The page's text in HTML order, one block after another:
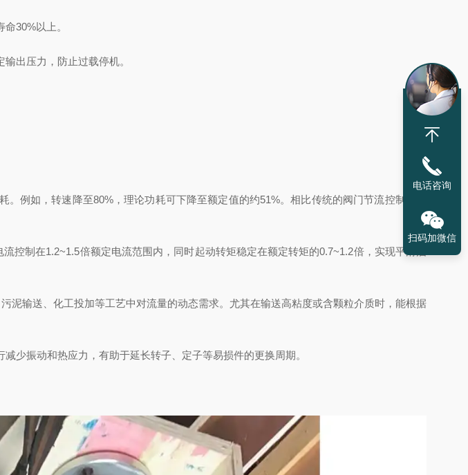
30%以上‌。
出压力，防止过载停机。
。例如，转速降至80%，理论功耗可下降至额定值的约51%。相比传统的阀门节流控制，变
控制在‌1.2~1.5倍额定电流‌范围内，同时起动转矩稳定在额定转矩的0.7~1.2倍，实现平滑启
泥输送、化工投加等工艺中对流量的动态需求。尤其在输送高粘度或含颗粒介质时，能根据
少振动和热应力，有助于延长转子、定子等易损件的更换周期。
电话咨询
扫码加微信